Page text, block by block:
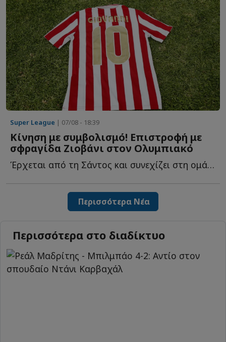
Super League | 07/08 - 18:39
Κίνηση με συμβολισμό! Επιστροφή με
σφραγίδα Ζιοβάνι στον Ολυμπιακό
Έρχεται από τη Σάντος και συνεχίζει στη ομάδα του Πειραιά μ...
Περισσότερα Νέα
Περισσότερα στο διαδίκτυο